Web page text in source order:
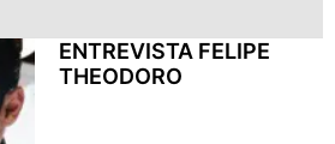
ENTREVISTA FELIPE
THEODORO